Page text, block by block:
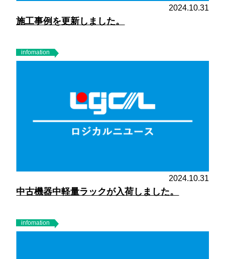
2024.10.31
施工事例を更新しました。
infomation
2024.10.31
中古機器中軽量ラックが入荷しました。
infomation